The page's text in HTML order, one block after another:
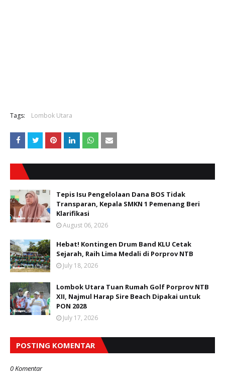
Tags: Lombok Utara
Tepis Isu Pengelolaan Dana BOS Tidak
Transparan, Kepala SMKN 1 Pemenang Beri
Klarifikasi
August 06, 2026
Hebat! Kontingen Drum Band KLU Cetak
Sejarah, Raih Lima Medali di Porprov NTB
July 18, 2026
Lombok Utara Tuan Rumah Golf Porprov NTB
XII, Najmul Harap Sire Beach Dipakai untuk
PON 2028
July 17, 2026
POSTING KOMENTAR
0 Komentar